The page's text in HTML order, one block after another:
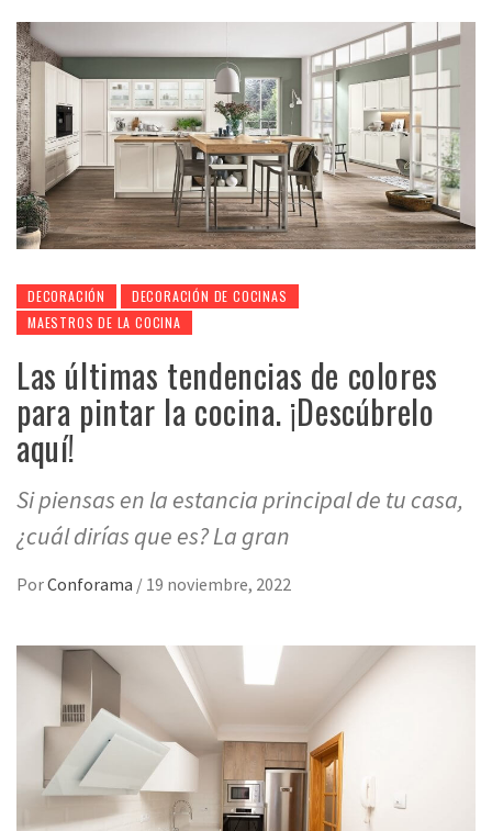
DECORACIÓN
DECORACIÓN DE COCINAS
MAESTROS DE LA COCINA
Las últimas tendencias de colores
para pintar la cocina. ¡Descúbrelo
aquí!
Si piensas en la estancia principal de tu casa,
¿cuál dirías que es? La gran
PorConforama / 19 noviembre, 2022